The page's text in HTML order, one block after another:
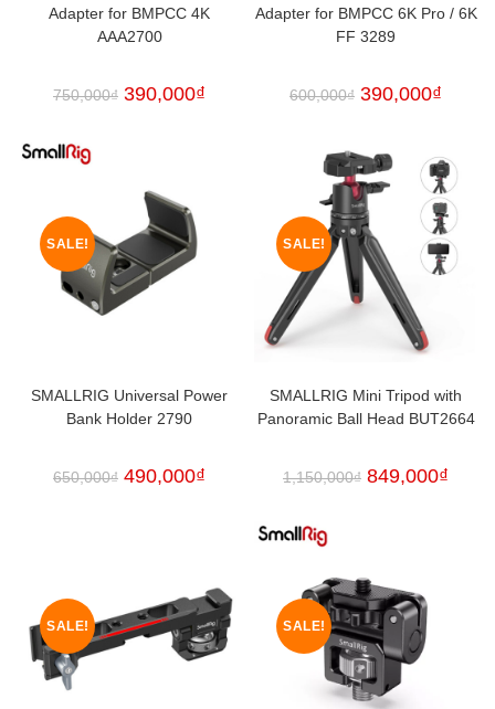
Adapter for BMPCC 4K
AAA2700
750,000₫ 390,000₫
Adapter for BMPCC 6K Pro / 6K
FF 3289
600,000₫ 390,000₫
SALE!
SMALLRIG Universal Power
Bank Holder 2790
650,000₫ 490,000₫
SALE!
SMALLRIG Mini Tripod with
Panoramic Ball Head BUT2664
1,150,000₫ 849,000₫
SALE! SALE!